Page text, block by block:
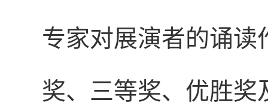
专家对展演者的诵
奖、三等奖、优胜